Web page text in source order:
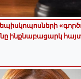
ինքնաբացարկ